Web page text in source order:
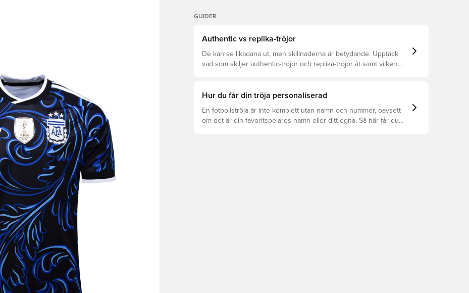
GUIDER
Authentic vs replika-tröjor
De kan se likadana ut, men skillnaderna är betydande. Upptäck
vad som skiljer authentic-tröjor och replika-tröjor åt samt vilken
Hur du får din tröja personaliserad
En fotbollströja är inte komplett utan namn och nummer, oavsett
om det är din favoritspelares namn eller ditt egna. Så här får du